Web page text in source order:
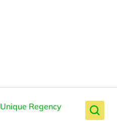
Unique Regency